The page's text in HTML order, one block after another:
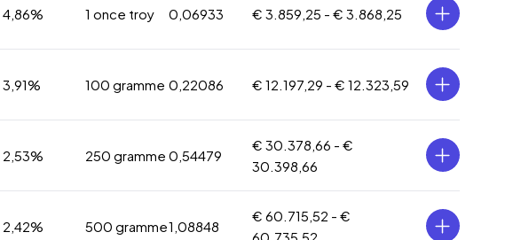
4,86% 1 once troy 0,06933 € 3.859,25 - € 3.868,25
3,91% 100 gramme 0,22086 € 12.197,29 - € 12.323,59
2,53% 250 gramme 0,54479
€ 30.378,66 - €
30.398,66
2,42% 500 gramme1,08848
€ 60.715,52 - €
60.735,52